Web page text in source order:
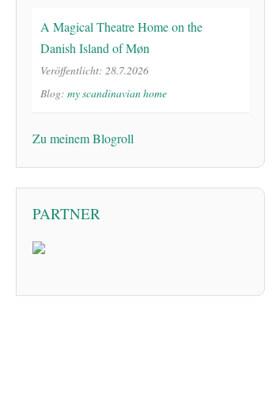
A Magical Theatre Home on the
Danish Island of Møn
Veröffentlicht: 28.7.2026
Blog: my scandinavian home
Zu meinem Blogroll
PARTNER